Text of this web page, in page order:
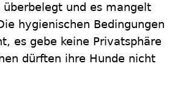
überbelegt und es mangelt
hygienischen Bedingungen
es gebe keine Privatsphäre
dürften ihre Hunde nicht